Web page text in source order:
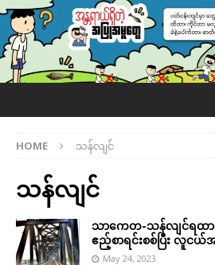
HOME သန်လျင်
သန်လျင်
သာကေတ-သန်လျင်ရထာ
ဧည့်စာရင်းစစ်ပြီး လူငယ်
May 24, 2023